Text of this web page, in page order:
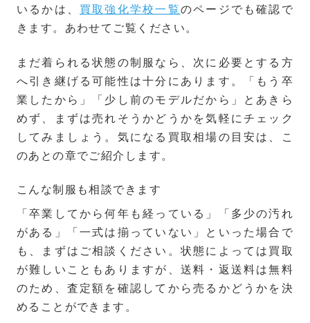
いるかは、 買取強化学校一覧のページでも確認で
きます。あわせてご覧ください。
まだ着られる状態の制服なら、次に必要とする方
へ引き継げる可能性は十分にあります。「もう卒
業したから」「少し前のモデルだから」とあきら
めず、まずは売れそうかどうかを気軽にチェック
してみましょう。気になる買取相場の目安は、こ
のあとの章でご紹介します。
こんな制服も相談できます
「卒業してから何年も経っている」「多少の汚れ
がある」「一式は揃っていない」といった場合で
も、まずはご相談ください。状態によっては買取
が難しいこともありますが、送料・返送料は無料
のため、査定額を確認してから売るかどうかを決
めることができます。